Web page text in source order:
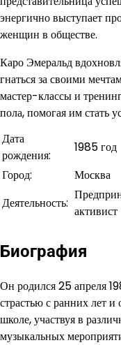
энергично выступает
женщин в обществе.
Каро Эмеральд
гнаться за своими
мастер-классы и
пола, помогая им стать
Дата
рождения:
1985 год
Город:
Москва
Деятельность:
активист
Биография
Он родился 25 апреля
страстью с ранних лет и
школе, участвуя в
музыкальных